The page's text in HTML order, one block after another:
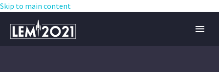
Skip to main content